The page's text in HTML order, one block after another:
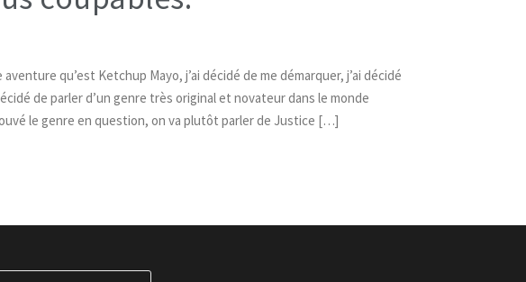
qu’est Ketchup Mayo, j’ai décidé de me démarquer, j’ai décidé
de parler d’un genre très original et novateur dans le monde
le genre en question, on va plutôt parler de Justice […]